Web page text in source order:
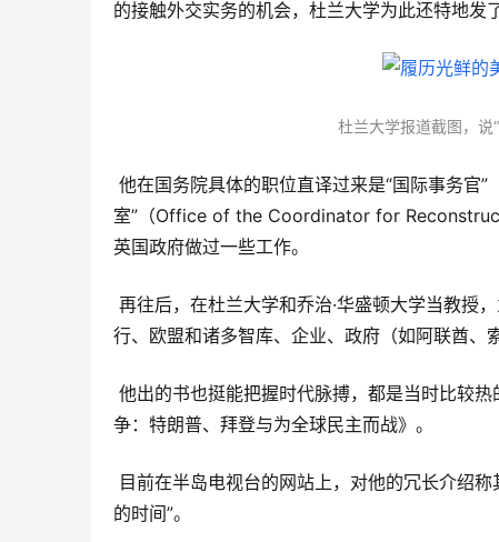
的接触外交实务的机会，杜兰大学为此还特地发
杜兰大学报道截图，说
室”（Office of the Coordinator for
英国政府做过一些工作。
再往后，在杜兰大学和乔治·华盛顿大学当教授，
行、欧盟和诸多智库、企业、政府（如阿联酋、
争：特朗普、拜登与为全球民主而战》。
的时间”。